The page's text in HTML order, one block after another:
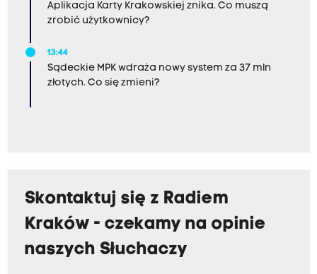
Aplikacja Karty Krakowskiej znika. Co muszą
zrobić użytkownicy?
13:44
Sądeckie MPK wdraża nowy system za 37 mln
złotych. Co się zmieni?
Skontaktuj się z Radiem
Kraków - czekamy na opinie
naszych Słuchaczy